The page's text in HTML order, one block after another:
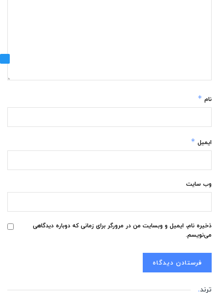
نام *
ایمیل *
وب‌ سایت
ذخیره نام، ایمیل و وبسایت من در مرورگر برای زمانی که دوباره دیدگاهی
می‌نویسم.
ترند.